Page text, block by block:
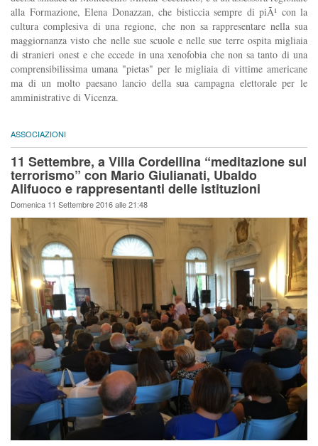
alla Formazione, Elena Donazzan, che bisticcia sempre di piÃ¹ con la
cultura complesiva di una regione, che non sa rappresentare nella sua
maggiornanza visto che nelle sue scuole e nelle sue terre ospita migliaia
di stranieri onest e che eccede in una xenofobia che non sa tanto di una
comprensibilissima umana "pietas" per le migliaia di vittime americane
ma di un molto paesano lancio della sua campagna elettorale per le
amministrative di Vicenza.
ASSOCIAZIONI
11 Settembre, a Villa Cordellina “meditazione sul
terrorismo” con Mario Giulianati, Ubaldo
Alifuoco e rappresentanti delle istituzioni
Domenica 11 Settembre 2016 alle 21:48